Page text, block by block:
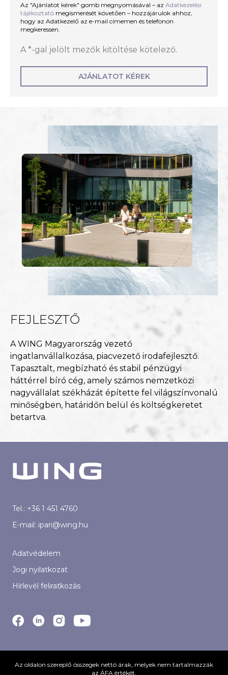
Az "Ajánlatot kérek" gomb megnyomásával – az Adatkezelési
tájékoztató megismerését követően – hozzájárulok ahhoz,
hogy az Adatkezelő az e-mail címemen és telefonon
megkeressen.
A *-gal jelölt mezők kitöltése kötelező.
AJÁNLATOT KÉREK
FEJLESZTŐ
A WING Magyarország vezető
ingatlanvállalkozása, piacvezető irodafejlesztő.
Tapasztalt, megbízható és stabil pénzügyi
háttérrel bíró cég, amely számos nemzetközi
nagyvállalat székházát építette fel világszínvonalú
minőségben, határidőn belül és költségkeretet
betartva.
Tel.: +36 1 451 4760
E-mail: ipari@wing.hu
Adatvédelem
Jogi nyilatkozat
Hírlevél feliratkozás
Az oldalon szereplő összegek nettó árak, melyek nem tartalmazzák
az ÁFA értékét.